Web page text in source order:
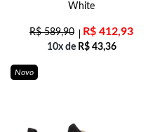
White
R$589,90 R$ 412,93
10x de R$43,36
Novo